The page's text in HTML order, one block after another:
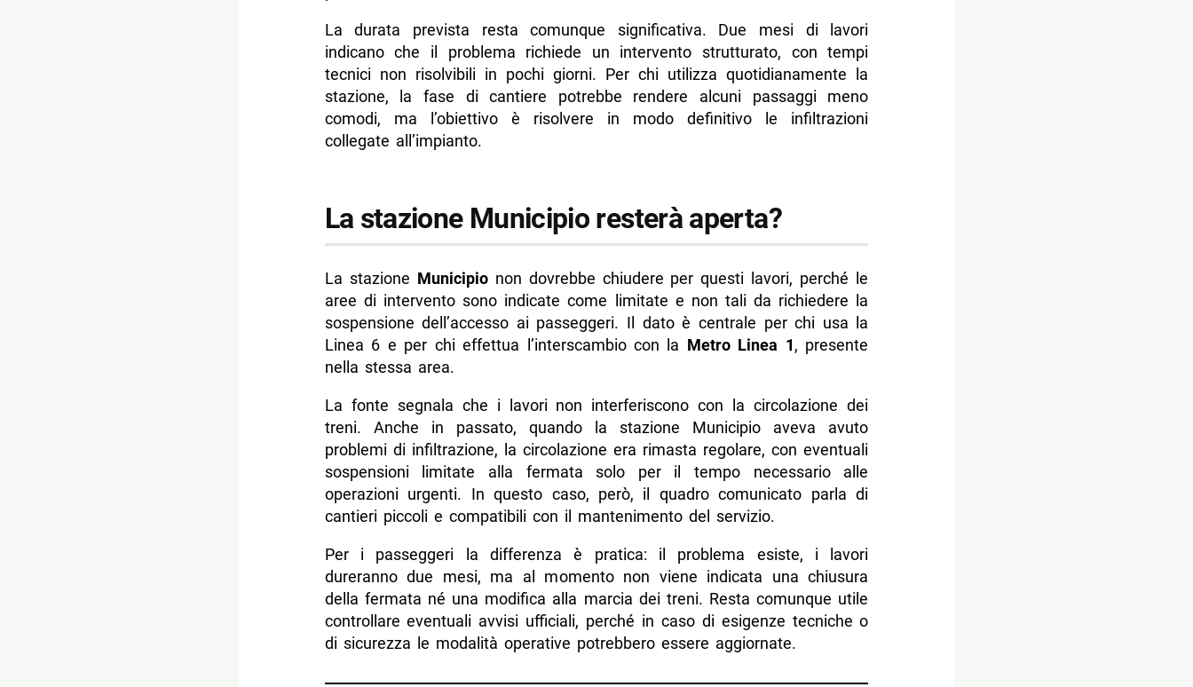
La durata prevista resta comunque significativa. Due mesi di lavori
indicano che il problema richiede un intervento strutturato, con tempi
tecnici non risolvibili in pochi giorni. Per chi utilizza quotidianamente la
stazione, la fase di cantiere potrebbe rendere alcuni passaggi meno
comodi, ma l’obiettivo è risolvere in modo definitivo le infiltrazioni
collegate all’impianto.
La stazione Municipio resterà aperta?
La stazione Municipionon dovrebbe chiudere per questi lavori, perché le
aree di intervento sono indicate come limitate e non tali da richiedere la
sospensione dell’accesso ai passeggeri. Il dato è centrale per chi usa la
Linea 6 e per chi effettua l’interscambio con la Metro Linea 1, presente
nella stessa area.
La fonte segnala che i lavori non interferiscono con la circolazione dei
treni. Anche in passato, quando la stazione Municipio aveva avuto
problemi di infiltrazione, la circolazione era rimasta regolare, con eventuali
sospensioni limitate alla fermata solo per il tempo necessario alle
operazioni urgenti. In questo caso, però, il quadro comunicato parla di
cantieri piccoli e compatibili con il mantenimento del servizio.
Per i passeggeri la differenza è pratica: il problema esiste, i lavori
dureranno due mesi, ma al momento non viene indicata una chiusura
della fermata né una modifica alla marcia dei treni. Resta comunque utile
controllare eventuali avvisi ufficiali, perché in caso di esigenze tecniche o
di sicurezza le modalità operative potrebbero essere aggiornate.